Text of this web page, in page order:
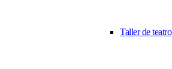
Taller de teatro